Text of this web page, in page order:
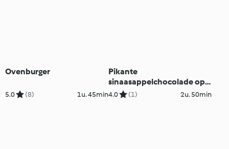
Ovenburger
5.0 (8) 1u. 45min
Pikante
sinaasappelchocolade op
een stokje
4.0 (1) 2u. 50min